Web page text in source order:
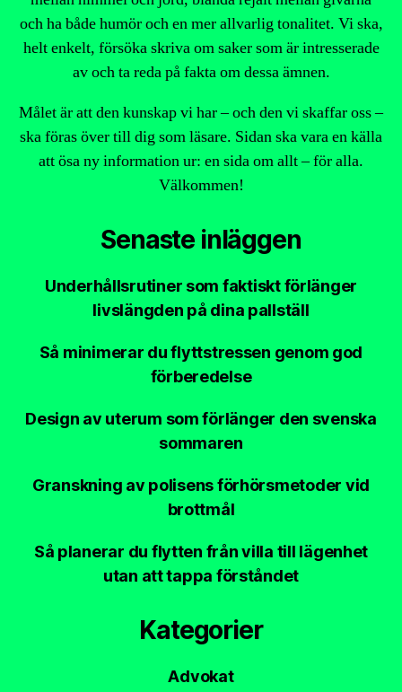
och ha både humör och en mer allvarlig tonalitet. Vi ska,
helt enkelt, försöka skriva om saker som är intresserade
av och ta reda på fakta om dessa ämnen.
Målet är att den kunskap vi har – och den vi skaffar oss –
ska föras över till dig som läsare. Sidan ska vara en källa
att ösa ny information ur: en sida om allt – för alla.
Välkommen!
Senaste inläggen
Underhållsrutiner som faktiskt förlänger
livslängden på dina pallställ
Så minimerar du flyttstressen genom god
förberedelse
Design av uterum som förlänger den svenska
sommaren
Granskning av polisens förhörsmetoder vid
brottmål
Så planerar du flytten från villa till lägenhet
utan att tappa förståndet
Kategorier
Advokat